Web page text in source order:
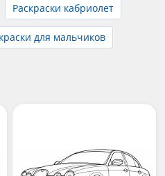
Раскраски кабриолет
для мальчиков